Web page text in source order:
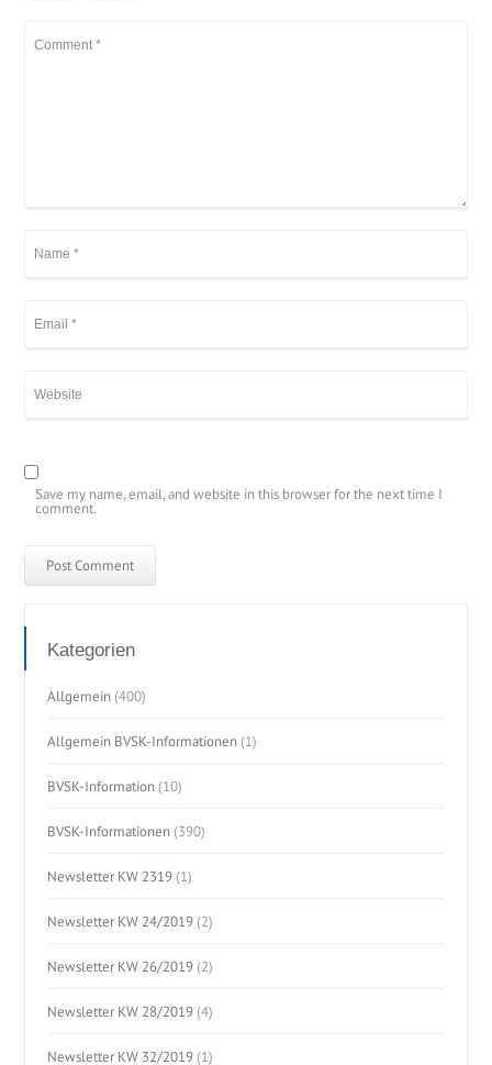
Save my name, email, and website in this browser for the next time I
comment.
Kategorien
Allgemein (400)
Allgemein BVSK-Informationen (1)
BVSK-Information (10)
BVSK-Informationen (390)
Newsletter KW 2319 (1)
Newsletter KW 24/2019 (2)
Newsletter KW 26/2019 (2)
Newsletter KW 28/2019 (4)
Newsletter KW 32/2019 (1)